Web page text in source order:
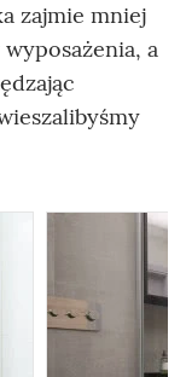
zajmie mniej
a